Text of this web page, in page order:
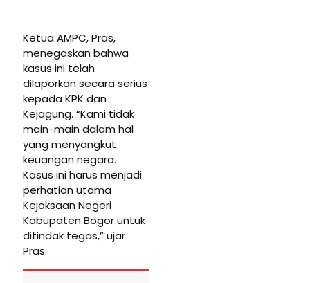
Ketua AMPC, Pras,
menegaskan bahwa
kasus ini telah
dilaporkan secara serius
kepada KPK dan
Kejagung. “Kami tidak
main-main dalam hal
yang menyangkut
keuangan negara.
Kasus ini harus menjadi
perhatian utama
Kejaksaan Negeri
Kabupaten Bogor untuk
ditindak tegas,” ujar
Pras.